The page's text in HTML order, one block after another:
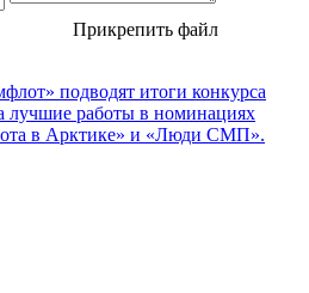
Прикрепить файл
подводят итоги конкурса
лучшие работы в номинациях
в Арктике» и «Люди СМП».